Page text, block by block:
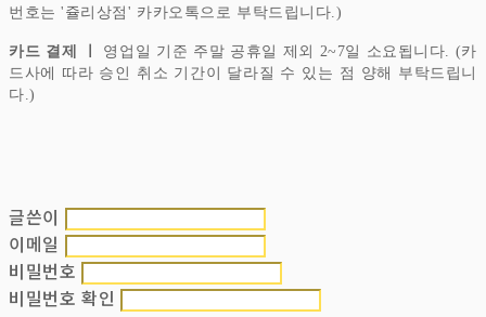
번호는 '쥴리상점' 카카오톡으로 부탁드립니다.)
카드 결제 ㅣ 영업일 기준 주말 공휴일 제외 2~7일 소요됩니다. (카
드사에 따라 승인 취소 기간이 달라질 수 있는 점 양해 부탁드립니
다.)
글쓴이
이메일
비밀번호
비밀번호 확인